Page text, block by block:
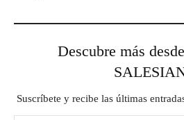
Descubre más
Suscríbete y recibe las últimas
Escribe tu correo electrónico…